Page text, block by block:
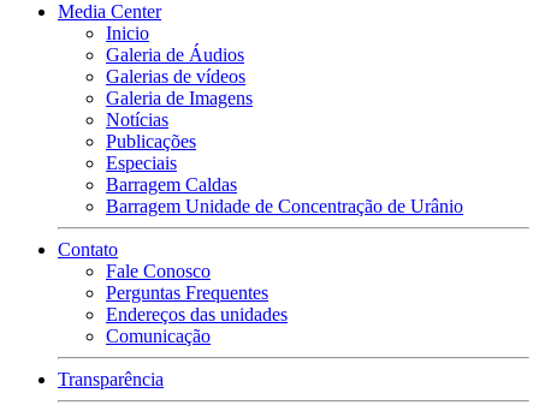
Media Center
Inicio
Galeria de Áudios
Galerias de vídeos
Galeria de Imagens
Notícias
Publicações
Especiais
Barragem Caldas
Barragem Unidade de Concentração de Urânio
Contato
Fale Conosco
Perguntas Frequentes
Endereços das unidades
Comunicação
Transparência